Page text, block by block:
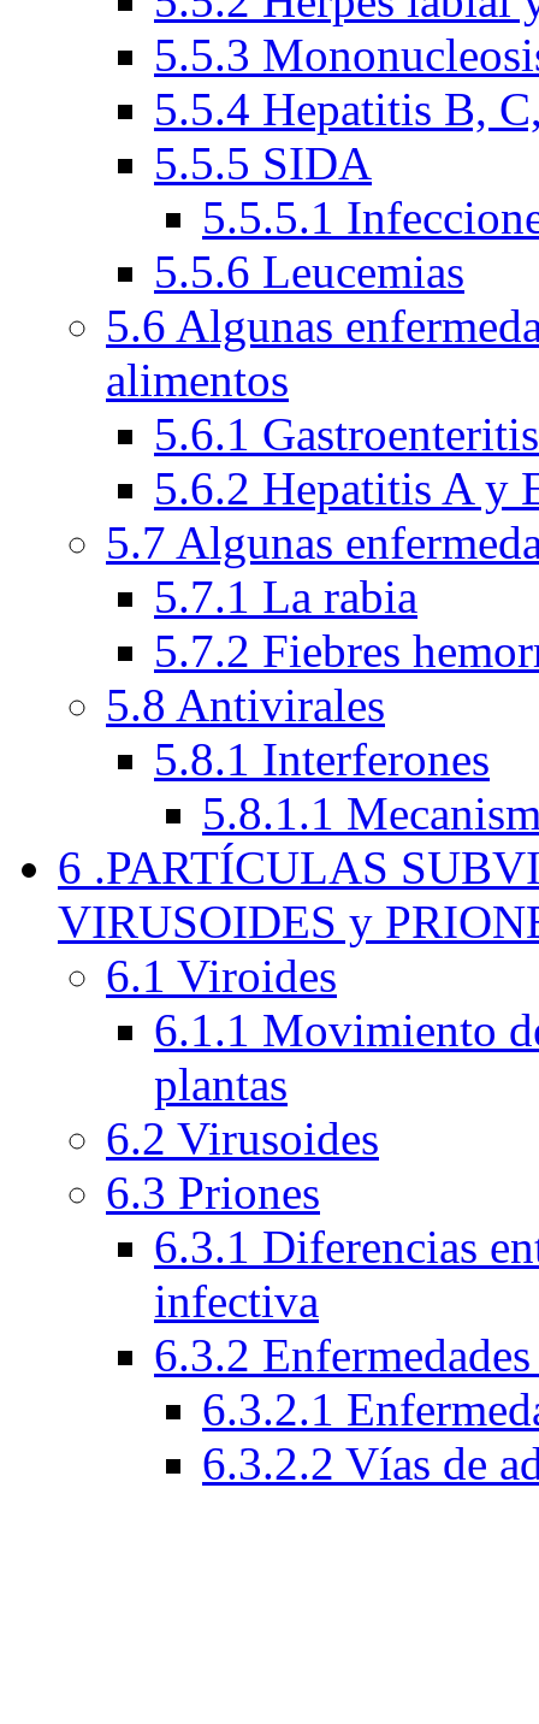
5.5.3
5.5.4 Hepatitis B,
5.5.5 SIDA
5.5.5.1
5.5.6 Leucemias
5.6 Algunas
alimentos
5.6.1
5.6.2 Hepatitis A y
5.7 Algunas
5.7.1 La rabia
5.7.2 Fiebres
5.8 Antivirales
5.8.1 Interferones
5.8.1.1
6 .PARTÍCULAS
VIRUSOIDES y
6.1 Viroides
6.1.1 Movimiento
plantas
6.2 Virusoides
6.3 Priones
6.3.1 Diferencias
infectiva
6.3.2
6.3.2.1
6.3.2.2 Vías de